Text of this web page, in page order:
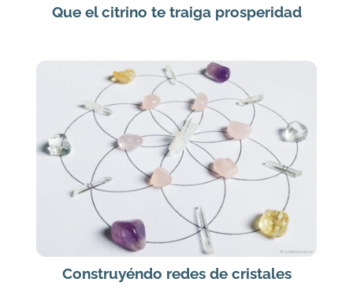
Que el citrino te traiga prosperidad
Construyéndo redes de cristales